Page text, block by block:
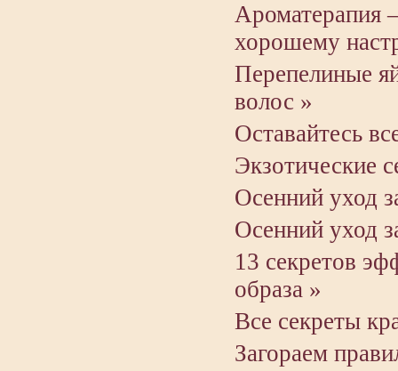
Ароматерапия
хорошему
Перепелиные
волос »
Оставайтесь
Экзотические
Осенний уход
Осенний уход
13 секретов
образа »
Все секреты
Загораем